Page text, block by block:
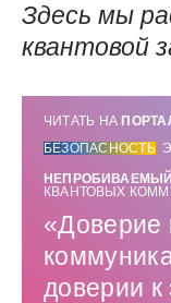
Здесь мы
квантовой
ЧИТАТЬ НА
БЕЗОПАСНОСТЬ
КВАНТОВЫХ
«Доверие
доверии